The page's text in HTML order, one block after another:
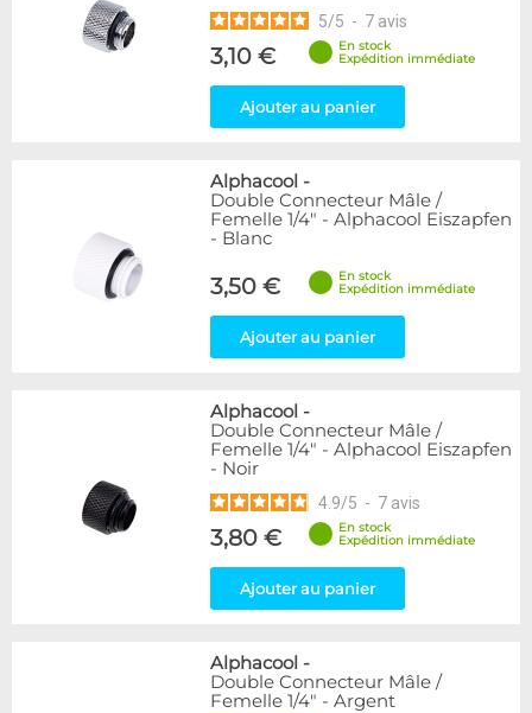
5/5 - 7 avis
3,10 €
En stock
Expédition immédiate
Ajouter au panier
Alphacool -
Double Connecteur Mâle /
Femelle 1/4" - Alphacool Eiszapfen
- Blanc
3,50 €
En stock
Expédition immédiate
Ajouter au panier
Alphacool -
Double Connecteur Mâle /
Femelle 1/4" - Alphacool Eiszapfen
- Noir
4.9/5 - 7 avis
3,80 €
En stock
Expédition immédiate
Ajouter au panier
Alphacool -
Double Connecteur Mâle /
Femelle 1/4" - Argent